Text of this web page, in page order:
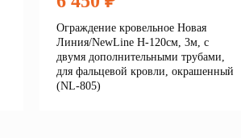
Ограждение кровельное Новая
Линия/NewLine H-120см, 3м, с
двумя дополнительными трубами,
для фальцевой кровли, окрашенный
(NL-805)